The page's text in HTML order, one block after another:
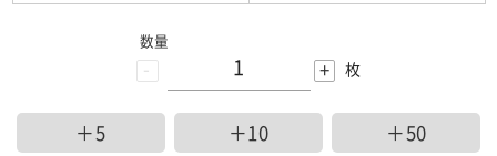
-
数量
+ 枚
＋5 ＋10 ＋50